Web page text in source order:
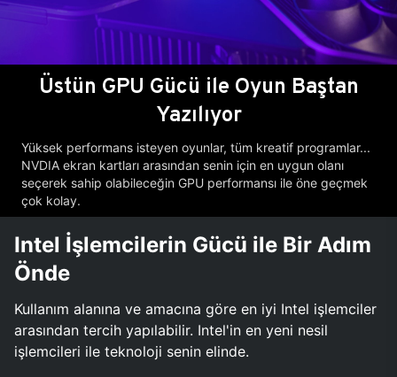
Üstün GPU Gücü ile Oyun Baştan
Yazılıyor
Yüksek performans isteyen oyunlar, tüm kreatif programlar...
NVDIA ekran kartları arasından senin için en uygun olanı
seçerek sahip olabileceğin GPU performansı ile öne geçmek
çok kolay.
Intel İşlemcilerin Gücü ile Bir Adım
Önde
Kullanım alanına ve amacına göre en iyi Intel işlemciler
arasından tercih yapılabilir. Intel'in en yeni nesil
işlemcileri ile teknoloji senin elinde.